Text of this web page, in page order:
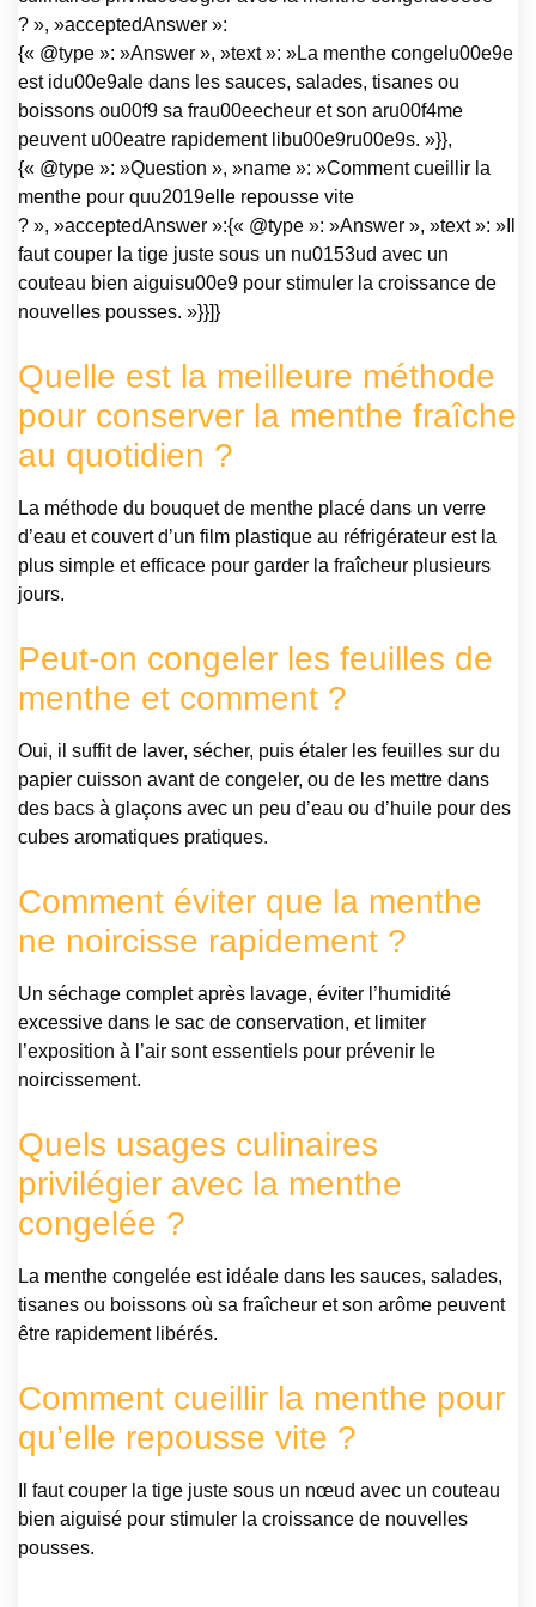
? », »acceptedAnswer »:
{« @type »: »Answer », »text »: »La menthe congelu00e9e
est idu00e9ale dans les sauces, salades, tisanes ou
boissons ou00f9 sa frau00eecheur et son aru00f4me
peuvent u00eatre rapidement libu00e9ru00e9s. »}},
{« @type »: »Question », »name »: »Comment cueillir la
menthe pour quu2019elle repousse vite
? », »acceptedAnswer »:{« @type »: »Answer », »text »: »Il
faut couper la tige juste sous un nu0153ud avec un
couteau bien aiguisu00e9 pour stimuler la croissance de
nouvelles pousses. »}}]}
Quelle est la meilleure méthode
pour conserver la menthe fraîche
au quotidien ?
La méthode du bouquet de menthe placé dans un verre
d’eau et couvert d’un film plastique au réfrigérateur est la
plus simple et efficace pour garder la fraîcheur plusieurs
jours.
Peut-on congeler les feuilles de
menthe et comment ?
Oui, il suffit de laver, sécher, puis étaler les feuilles sur du
papier cuisson avant de congeler, ou de les mettre dans
des bacs à glaçons avec un peu d’eau ou d’huile pour des
cubes aromatiques pratiques.
Comment éviter que la menthe
ne noircisse rapidement ?
Un séchage complet après lavage, éviter l’humidité
excessive dans le sac de conservation, et limiter
l’exposition à l’air sont essentiels pour prévenir le
noircissement.
Quels usages culinaires
privilégier avec la menthe
congelée ?
La menthe congelée est idéale dans les sauces, salades,
tisanes ou boissons où sa fraîcheur et son arôme peuvent
être rapidement libérés.
Comment cueillir la menthe pour
qu’elle repousse vite ?
Il faut couper la tige juste sous un nœud avec un couteau
bien aiguisé pour stimuler la croissance de nouvelles
pousses.